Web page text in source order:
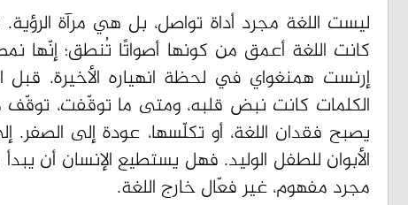
ليست اللغة مجرد أداة تواصل، بل هي مرآة
كانت اللغة أعمق من كونها أصواتًا تُنطق؛ إنّها
إرنست همنغواي في لحظة انهياره الأخيرة.
الكلمات كانت نبض قلبه، ومتى ما توقّفت، توقّف
يصبح فقدان اللغة، أو تكلّسها، عودة إلى الصفر.
الأبوان للطفل الوليد. فهل يستطيع الإنسان أن
مجرد مفهوم، غير فعّال خارج اللغة.